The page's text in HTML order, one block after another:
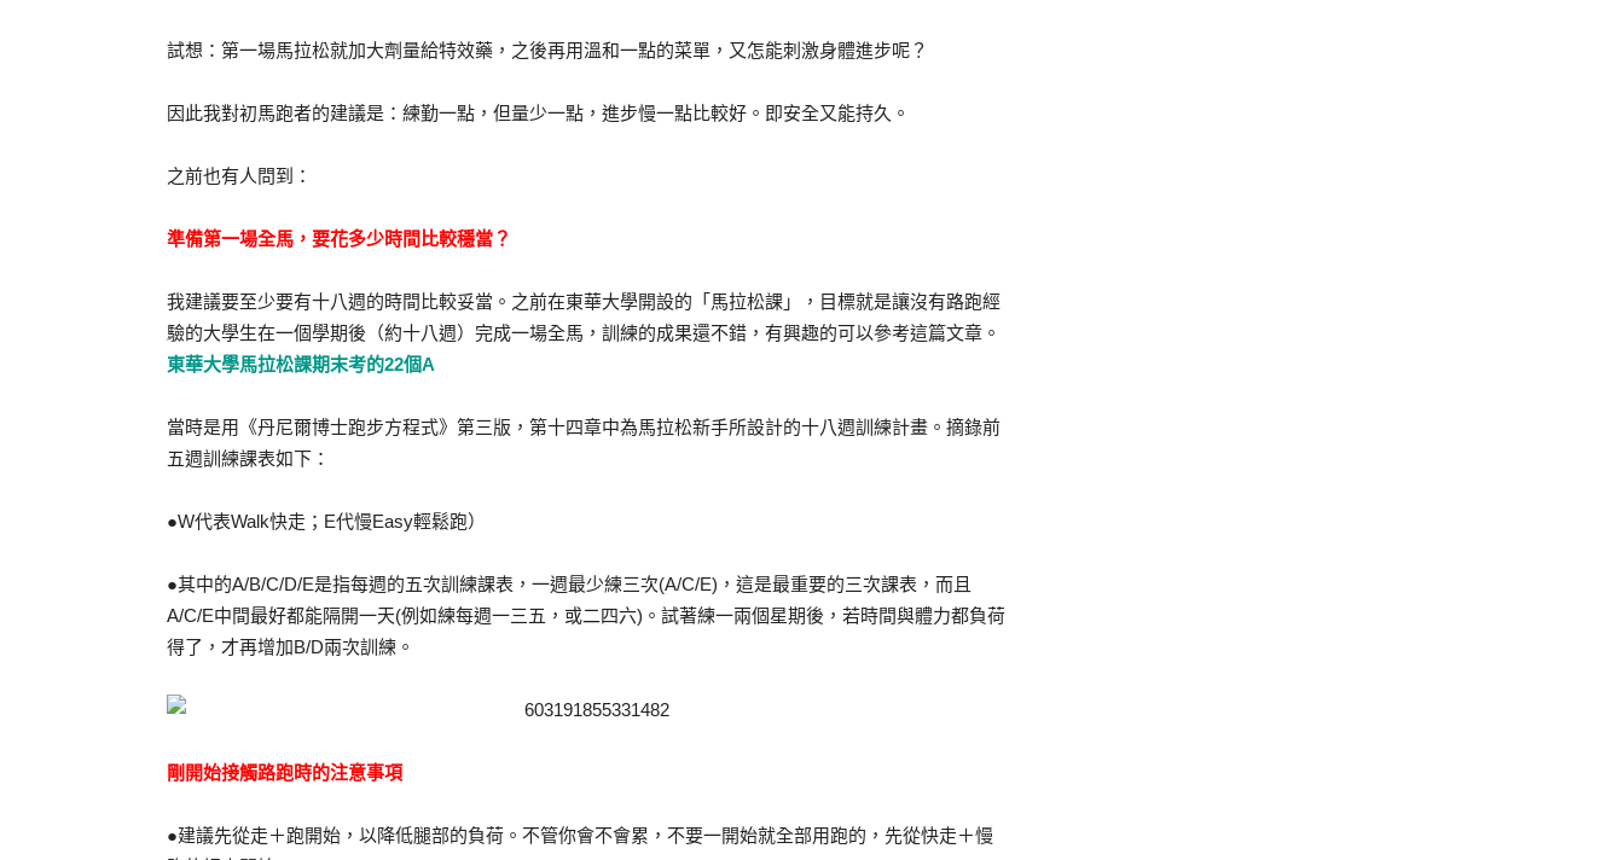
試想：第一場馬拉松就加大劑量給特效藥，之後再用溫和一點的菜單，又怎能刺激身體進步呢？
因此我對初馬跑者的建議是：練勤一點，但量少一點，進步慢一點比較好。即安全又能持久。
之前也有人問到：
準備第一場全馬，要花多少時間比較穩當？
我建議要至少要有十八週的時間比較妥當。之前在東華大學開設的「馬拉松課」，目標就是讓沒有路跑經
驗的大學生在一個學期後（約十八週）完成一場全馬，訓練的成果還不錯，有興趣的可以參考這篇文章。
東華大學馬拉松課期末考的22個A
當時是用《丹尼爾博士跑步方程式》第三版，第十四章中為馬拉松新手所設計的十八週訓練計畫。摘錄前
五週訓練課表如下：
●W代表Walk快走；E代慢Easy輕鬆跑）
●其中的A/B/C/D/E是指每週的五次訓練課表，一週最少練三次(A/C/E)，這是最重要的三次課表，而且
A/C/E中間最好都能隔開一天(例如練每週一三五，或二四六)。試著練一兩個星期後，若時間與體力都負荷
得了，才再增加B/D兩次訓練。
剛開始接觸路跑時的注意事項
●建議先從走＋跑開始，以降低腿部的負荷。不管你會不會累，不要一開始就全部用跑的，先從快走＋慢